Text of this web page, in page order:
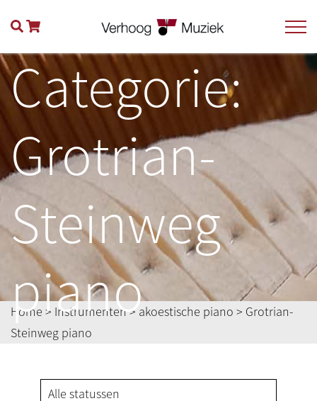
Categorie:
Grotrian-
Steinweg
piano
Home > Instrumenten > akoestische piano > Grotrian-
Steinweg piano